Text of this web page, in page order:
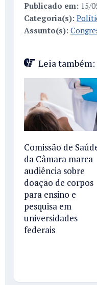
Publicado em: 15/
Categoria(s):
Assunto(s):
Leia também:
Comissão de
da Câmara marca
audiência sobre
doação de corpos
para ensino e
pesquisa em
universidades
federais